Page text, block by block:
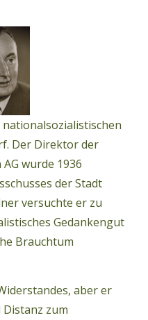
Der Direktor der
wurde 1936
der Stadt
versuchte er zu
Gedankengut
Brauchtum
aber er
zum